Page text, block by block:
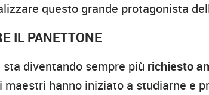
questo grande protagonista
IL PANETTONE
diventando sempre più richiesto
maestri hanno iniziato a studiarne e